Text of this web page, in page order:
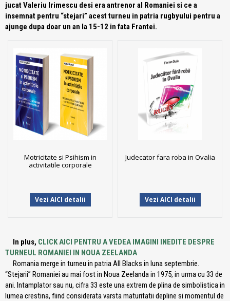
jucat Valeriu Irimescu desi era antrenor al Romaniei si ce a
insemnat pentru “stejari” acest turneu in patria rugbyului pentru a
ajunge dupa doar un an la 15-12 in fata Frantei.
Motricitate si Psihism in
activitatile corporale
Vezi AICI detalii
Judecator fara roba in Ovalia
Vezi AICI detalii
In plus, CLICK AICI PENTRU A VEDEA IMAGINI INEDITE DESPRE
TURNEUL ROMANIEI IN NOUA ZEELANDA
Romania merge in turneu in patria All Blacks in luna septembrie.
“Stejarii” Romaniei au mai fost in Noua Zeelanda in 1975, in urma cu 33 de
ani. Intamplator sau nu, cifra 33 este una extrem de plina de simbolistica in
lumea crestina, fiind considerata varsta maturitatii depline si momentul de